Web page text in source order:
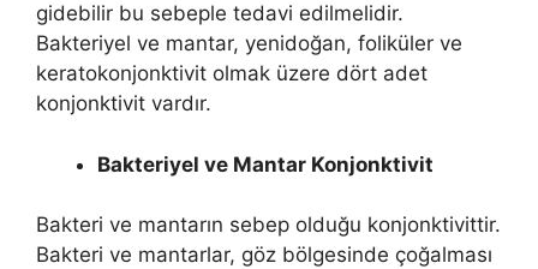
gidebilir bu sebeple tedavi edilmelidir.
Bakteriyel ve mantar, yenidoğan, foliküler ve
keratokonjonktivit olmak üzere dört adet
konjonktivit vardır.
Bakteriyel ve Mantar Konjonktivit
Bakteri ve mantarın sebep olduğu konjonktivittir.
Bakteri ve mantarlar, göz bölgesinde çoğalması